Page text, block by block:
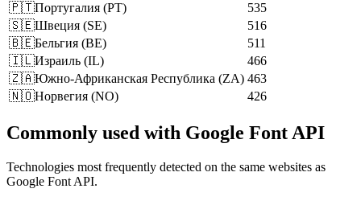
🇵🇹Португалия (PT)
535
🇸🇪Швеция (SE)
516
🇧🇪Бельгия (BE)
511
🇮🇱Израиль (IL)
466
🇿🇦Южно-Африканская Республика (ZA) 463
🇳🇴Норвегия (NO) 426
Commonly used with Google Font API
Technologies most frequently detected on the same websites as
Google Font API.